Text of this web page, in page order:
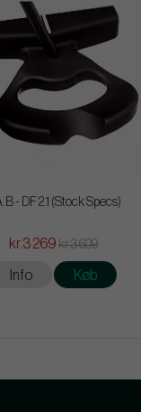
- DF 2.1 (Stock Specs)
kr.3 269 kr.3 609
Info Køb